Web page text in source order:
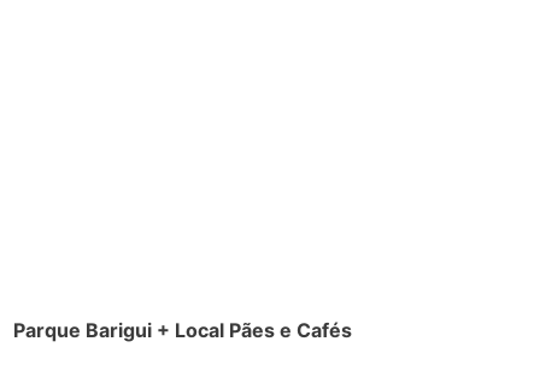
Parque Barigui + Local Pães e Cafés